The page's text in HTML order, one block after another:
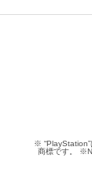
※
商標です。